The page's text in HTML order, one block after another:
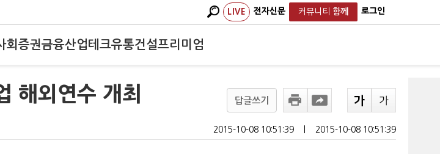
LIVE 전자신문 커뮤니티 함께 로그인
회 증권금융산업테크유통건설프리미엄
해외연수 개최 답글쓰기
2015-10-08 10:51:39 2015-10-08 10:51:39